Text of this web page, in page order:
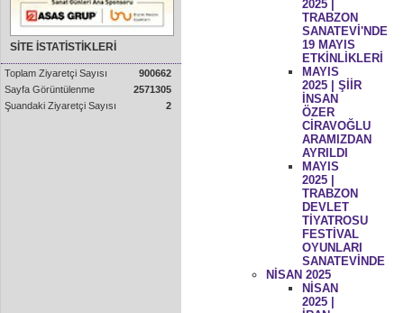
SİTE İSTATİSTİKLERİ
Toplam Ziyaretçi Sayısı
900662
Sayfa Görüntülenme
2571305
Şuandaki Ziyaretçi Sayısı
2
2025 |
TRABZON
SANATEVİ'NDE
19 MAYIS
ETKİNLİKLERİ
MAYIS
2025 | ŞİİR
İNSAN
ÖZER
CİRAVOĞLU
ARAMIZDAN
AYRILDI
MAYIS
2025 |
TRABZON
DEVLET
TİYATROSU
FESTİVAL
OYUNLARI
SANATEVİNDE
NİSAN 2025
NİSAN
2025 |